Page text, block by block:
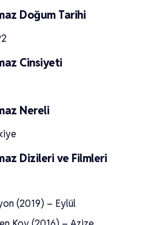
Doğum Tarihi
Cinsiyeti
Nereli
Dizileri ve Filmleri
(2019) – Eylül